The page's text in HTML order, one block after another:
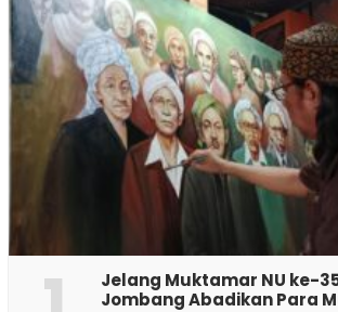
Jelang Muktamar NU ke-
Jombang Abadikan Para